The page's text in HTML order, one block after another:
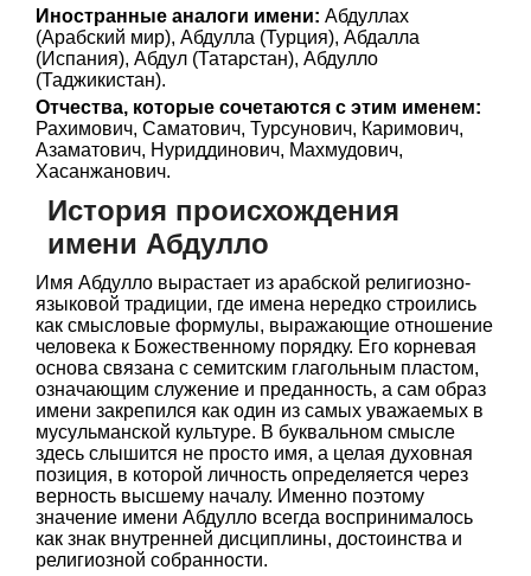
Иностранные аналоги имени: Абдуллах
(Арабский мир), Абдулла (Турция), Абдалла
(Испания), Абдул (Татарстан), Абдулло
(Таджикистан).
Отчества, которые сочетаются с этим именем:
Рахимович, Саматович, Турсунович, Каримович,
Азаматович, Нуриддинович, Махмудович,
Хасанжанович.
История происхождения
имени Абдулло
Имя Абдулло вырастает из арабской религиозно-
языковой традиции, где имена нередко строились
как смысловые формулы, выражающие отношение
человека к Божественному порядку. Его корневая
основа связана с семитским глагольным пластом,
означающим служение и преданность, а сам образ
имени закрепился как один из самых уважаемых в
мусульманской культуре. В буквальном смысле
здесь слышится не просто имя, а целая духовная
позиция, в которой личность определяется через
верность высшему началу. Именно поэтому
значение имени Абдулло всегда воспринималось
как знак внутренней дисциплины, достоинства и
религиозной собранности.